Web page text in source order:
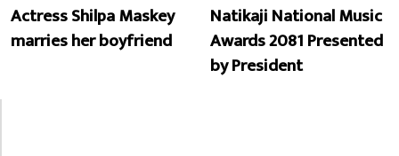
Actress Shilpa Maskey
marries her boyfriend
Natikaji National Music
Awards 2081 Presented
by President